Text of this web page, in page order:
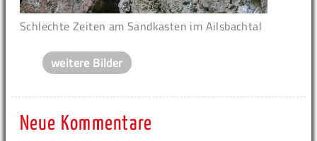
Schlechte Zeiten am Sandkasten im Ailsbachtal
weitere Bilder
Neue Kommentare